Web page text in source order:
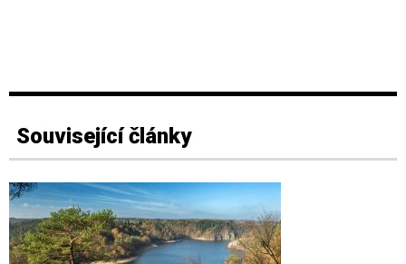
Související články